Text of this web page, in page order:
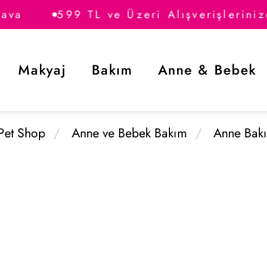
599 TL ve Üzeri
Makyaj Bakım Anne & Bebek
Shop Anne ve Bebek Bakım Anne